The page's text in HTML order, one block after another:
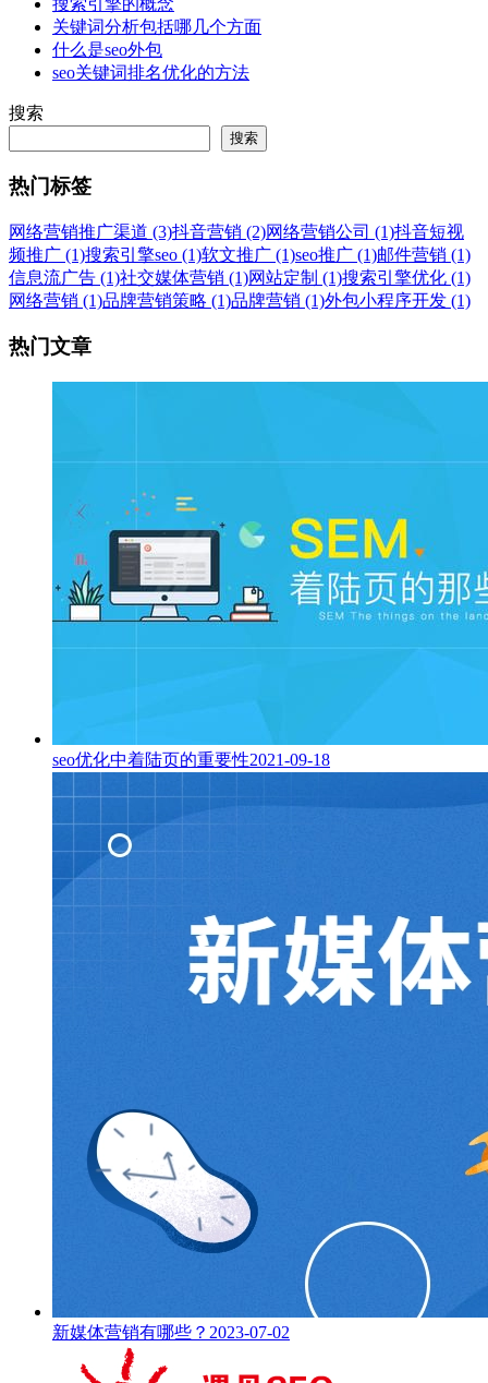
搜索引擎的概念
关键词分析包括哪几个方面
什么是seo外包
seo关键词排名优化的方法
搜索
搜索
热门标签
网络营销推广渠道 (3)抖音营销 (2)网络营销公司 (1)抖音短视
频推广 (1)搜索引擎seo (1)软文推广 (1)seo推广 (1)邮件营销 (1)
信息流广告 (1)社交媒体营销 (1)网站定制 (1)搜索引擎优化 (1)
网络营销 (1)品牌营销策略 (1)品牌营销 (1)外包小程序开发 (1)
热门文章
seo优化中着陆页的重要性2021-09-18
新媒体营销有哪些？ 2023-07-02